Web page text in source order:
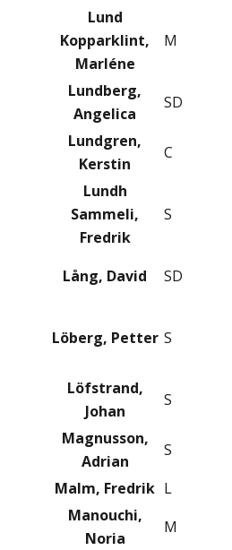
Lund
Kopparklint,
Marléne
M
Lundberg,
Angelica
SD
Lundgren,
Kerstin
C
Lundh
Sammeli,
Fredrik
S
Lång, David SD
Löberg, Petter S
Löfstrand,
Johan
S
Magnusson,
Adrian
S
Malm, Fredrik L
Manouchi,
Noria
M